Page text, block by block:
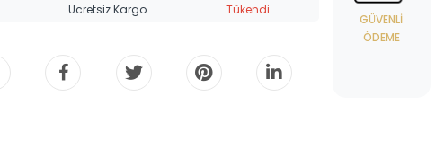
Ücretsiz Kargo Tükendi
GÜVENLI
ÖDEME